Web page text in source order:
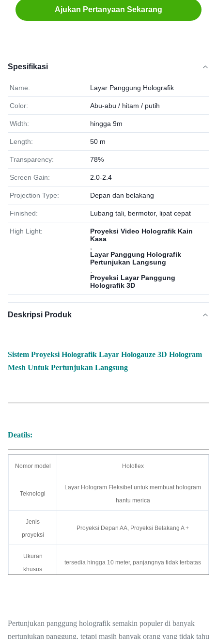
Ajukan Pertanyaan Sekarang
Spesifikasi
Name: Layar Panggung Holografik
Color: Abu-abu / hitam / putih
Width: hingga 9m
Length: 50 m
Transparency: 78%
Screen Gain: 2.0-2.4
Projection Type: Depan dan belakang
Finished: Lubang tali, bermotor, lipat cepat
High Light:
Proyeksi Video Holografik Kain
Kasa
Layar Panggung Holografik
Pertunjukan Langsung
Proyeksi Layar Panggung
Holografik 3D
Deskripsi Produk
Sistem Proyeksi Holografik Layar Hologauze 3D Hologram
Mesh Untuk Pertunjukan Langsung
Deatils:
Nomor model Holoflex
Teknologi
Layar Hologram Fleksibel untuk membuat hologram
hantu merica
Jenis
proyeksi
Proyeksi Depan AA, Proyeksi Belakang A +
Ukuran
khusus
tersedia hingga 10 meter, panjangnya tidak terbatas
Lubang tali untuk dipasang di bingkai, tanpa lubang
Pertunjukan panggung holografik semakin populer di banyak
pertunjukan panggung, tetapi masih banyak orang yang tidak tahu